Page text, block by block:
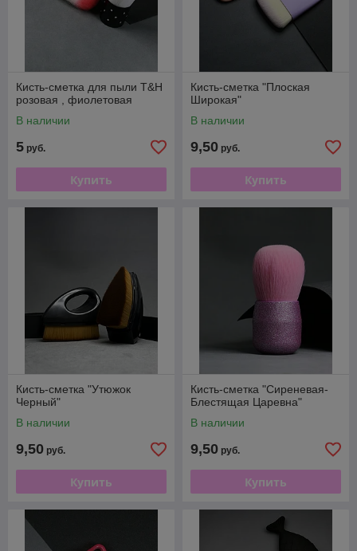
Кисть-сметка для пыли T&H
розовая , фиолетовая
В наличии
5 руб.
Купить
Кисть-сметка "Плоская
Широкая"
В наличии
9,50 руб.
Купить
Кисть-сметка "Утюжок
Черный"
В наличии
9,50 руб.
Купить
Кисть-сметка "Сиреневая-
Блестящая Царевна"
В наличии
9,50 руб.
Купить